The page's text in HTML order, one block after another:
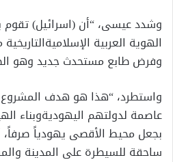
وشدد عيسى،“أن(اسرائيل)تقوم
الهوية العربية الإسلاميةالتاريخية
وفرضطابعمستحدثجديدوهو
واستطرد،“هذا هو هدف المشروع
عاصمة لدولتهم اليهوديةوبناء
بجعلمحيط الأقصى يهودياًصرفاً،
ساحقة للسيطرةعلى المدينة